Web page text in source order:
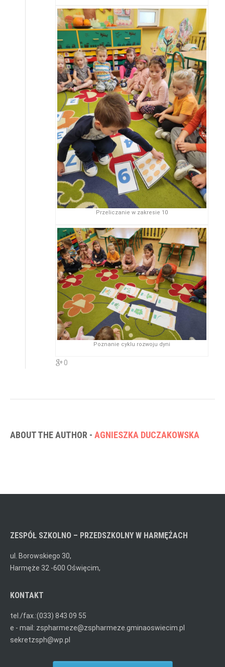
Przeliczanie w zakresie 10
Poznanie cyklu rozwoju dyni
0
ABOUT THE AUTHOR - AGNIESZKA DUCZAKOWSKA
ZESPÓŁ SZKOLNO – PRZEDSZKOLNY W HARMĘŻACH
ul. Borowskiego 30,
Harmęże 32 -600 Oświęcim,
KONTAKT
tel./fax.:(033) 843 09 55
e - mail: zspharmeze@zspharmeze.gminaoswiecim.pl
sekretzsph@wp.pl